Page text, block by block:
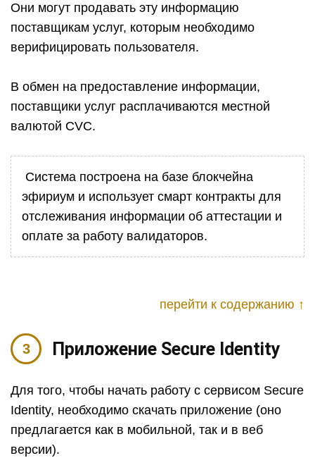
Они могут продавать эту информацию
поставщикам услуг, которым необходимо
верифицировать пользователя.
В обмен на предоставление информации,
поставщики услуг расплачиваются местной
валютой CVC.
Система построена на базе блокчейна
эфириум и использует смарт контракты для
отслеживания информации об аттестации и
оплате за работу валидаторов.
перейти к содержанию ↑
Приложение Secure Identity
Для того, чтобы начать работу с сервисом Secure
Identity, необходимо скачать приложение (оно
предлагается как в мобильной, так и в веб
версии).